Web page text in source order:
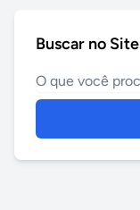
Buscar no Site